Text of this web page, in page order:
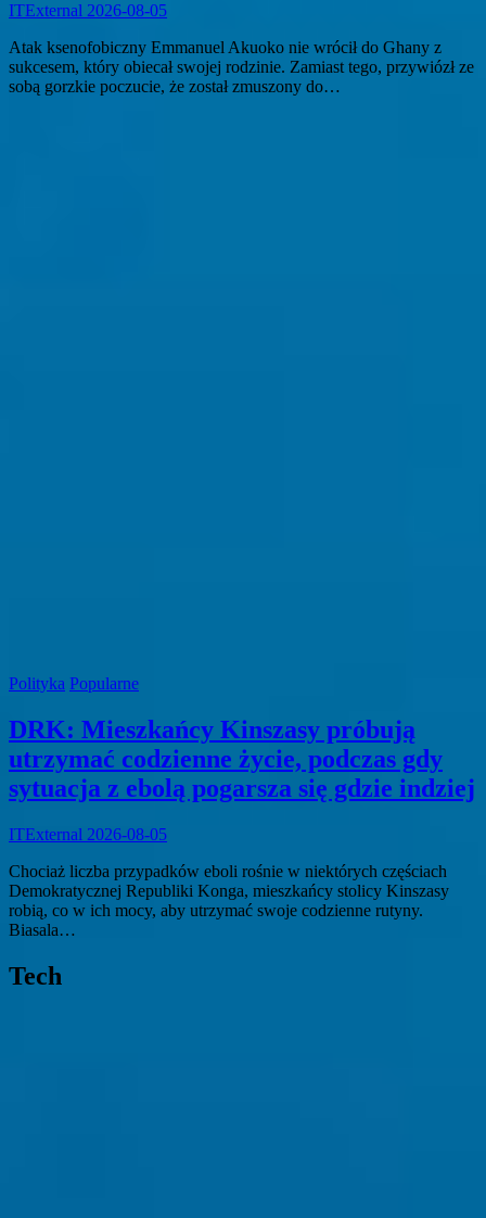
ITExternal 2026-08-05
Atak ksenofobiczny Emmanuel Akuoko nie wrócił do Ghany z
sukcesem, który obiecał swojej rodzinie. Zamiast tego, przywiózł ze
sobą gorzkie poczucie, że został zmuszony do…
Polityka Popularne
DRK: Mieszkańcy Kinszasy próbują
utrzymać codzienne życie, podczas gdy
sytuacja z ebolą pogarsza się gdzie indziej
ITExternal 2026-08-05
Chociaż liczba przypadków eboli rośnie w niektórych częściach
Demokratycznej Republiki Konga, mieszkańcy stolicy Kinszasy
robią, co w ich mocy, aby utrzymać swoje codzienne rutyny.
Biasala…
Tech